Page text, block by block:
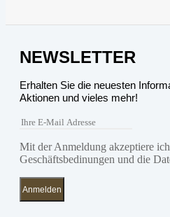
NEWSLETTER
Erhalten Sie die neuesten
Aktionen und vieles mehr!
Mit der Anmeldung akzeptiere
Geschäftsbedinungen und die
Anmelden